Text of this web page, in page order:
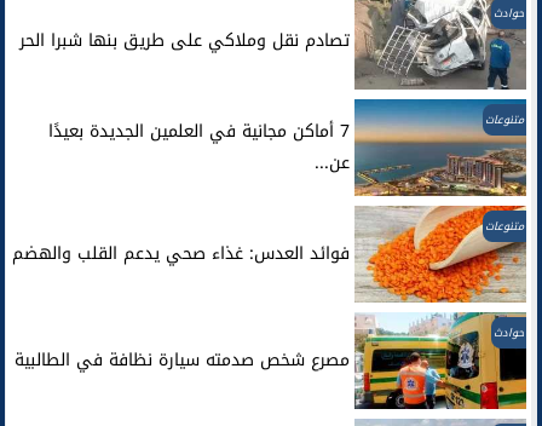
حوادث
تصادم نقل وملاكي على طريق بنها شبرا الحر
متنوعات
7 أماكن مجانية في العلمين الجديدة بعيدًا
عن...
متنوعات
فوائد العدس: غذاء صحي يدعم القلب والهضم
حوادث
مصرع شخص صدمته سيارة نظافة في الطالبية